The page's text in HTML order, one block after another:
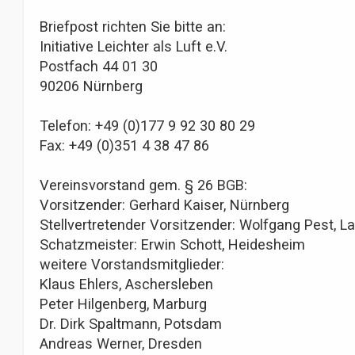
Briefpost richten Sie bitte an:
Initiative Leichter als Luft e.V.
Postfach 44 01 30
90206 Nürnberg
Telefon: +49 (0)177 9 92 30 80 29
Fax: +49 (0)351 4 38 47 86
Vereinsvorstand gem. § 26 BGB:
Vorsitzender: Gerhard Kaiser, Nürnberg
Stellvertretender Vorsitzender: Wolfgang Pest,
Schatzmeister: Erwin Schott, Heidesheim
weitere Vorstandsmitglieder:
Klaus Ehlers, Aschersleben
Peter Hilgenberg, Marburg
Dr. Dirk Spaltmann, Potsdam
Andreas Werner, Dresden